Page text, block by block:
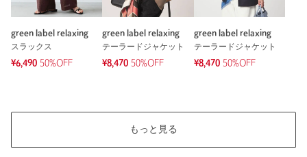
green label relaxing
スラックス
¥6,490 50%OFF
green label relaxing
テーラードジャケット
¥8,470 50%OFF
green label relaxing
テーラードジャケット
¥8,470 50%OFF
もっと見る